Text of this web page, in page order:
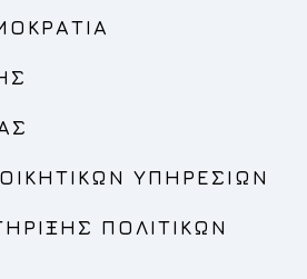
ΥΠΗΡΕΣΙΩΝ
ΠΟΛΙΤΙΚΩΝ